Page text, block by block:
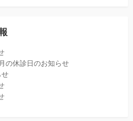
の休診日のお知らせ
せ